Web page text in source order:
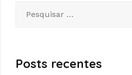
por:
Posts recentes